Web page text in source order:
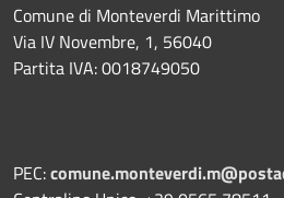
Comune di Monteverdi Marittimo
Via IV Novembre, 1, 56040
Partita IVA: 0018749050
PEC: